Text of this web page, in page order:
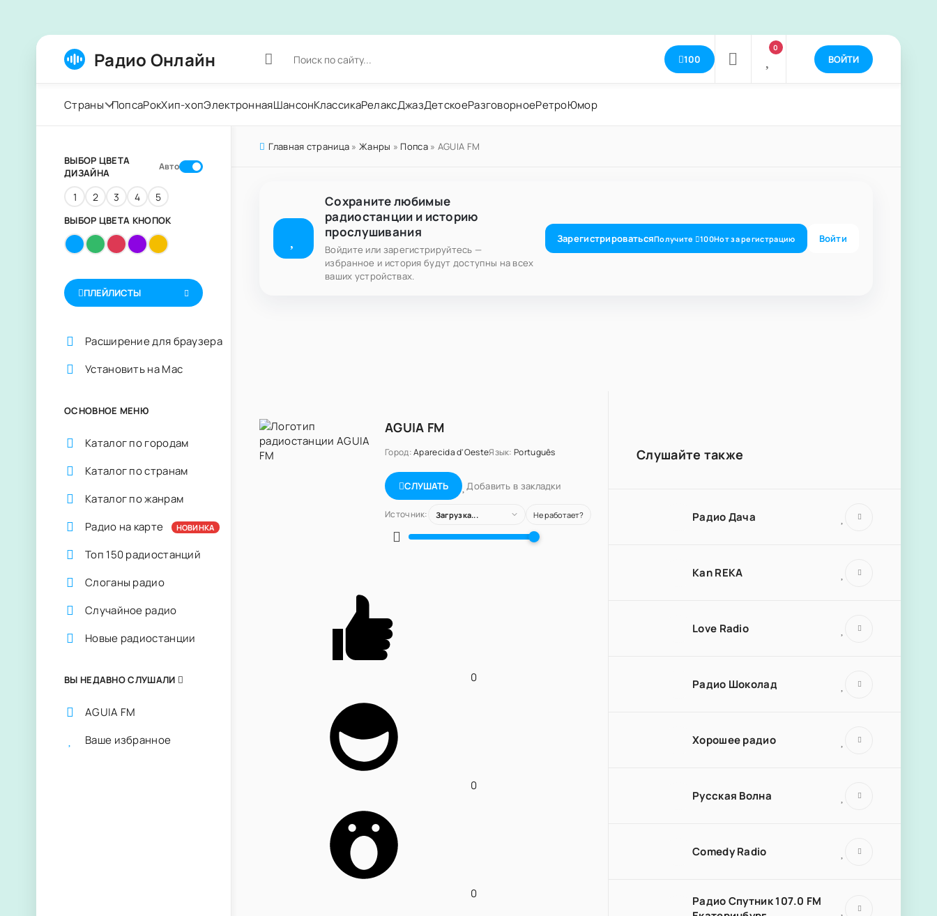
Радио Онлайн 100
0
ВОЙТИ
Страны ПопсаРокХип-хопЭлектроннаяШансонКлассикаРелаксДжазДетскоеРазговорноеРетроЮмор
Главная страница »Жанры » Попса» AGUIA FM
Сохраните любимые
радиостанции и историю
прослушивания
Войдите или зарегистрируйтесь —
избранное и история будут доступны на всех
ваших устройствах.
ЗарегистрироватьсяПолучите 100Нотза регистрацию Войти
AGUIA FM
Город:Aparecida d'OesteЯзык: Português
СЛУШАТЬ Добавить в закладки
Источник: Загрузка... Не работает?
0
0
0
Слушайте также
Радио Дача
Kan REKA
Love Radio
Радио Шоколад
Хорошее радио
Русская Волна
Comedy Radio
Радио Спутник 107.0 FM
ВЫБОР ЦВЕТА
ДИЗАЙНА
Авто
1 2 3 4 5
ВЫБОР ЦВЕТА КНОПОК
ПЛЕЙЛИСТЫ
Расширение для браузера
Установить на Mac
ОСНОВНОЕ МЕНЮ
Каталог по городам
Каталог по странам
Каталог по жанрам
Радио на карте
НОВИНКА
Топ 150 радиостанций
Слоганы радио
Случайное радио
Новые радиостанции
ВЫ НЕДАВНО СЛУШАЛИ
AGUIA FM
Ваше избранное